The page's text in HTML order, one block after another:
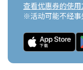
查看优惠券的使用
※活动可能不经事